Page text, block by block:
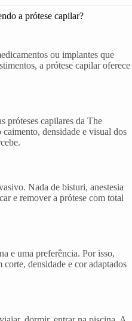
a prótese capilar?
ou implantes que
a prótese capilar oferece
próteses capilares da The
densidade e visual dos
Nada de bisturi, anestesia
e remover a prótese com total
e uma preferência. Por isso,
densidade e cor adaptados